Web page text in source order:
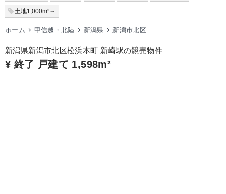
土地1,000m²～
ホーム 甲信越・北陸 新潟県 新潟市北区
新潟県新潟市北区松浜本町 新崎駅の競売物件
¥ 終了 戸建て 1,598m²